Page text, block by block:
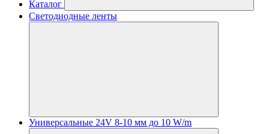
Каталог
Светодиодные ленты
Универсальные 24V 8-10 мм до 10 W/m